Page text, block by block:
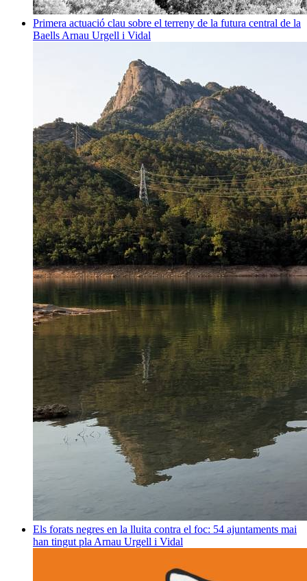
Primera actuació clau sobre el terreny de la futura central de la
Baells Arnau Urgell i Vidal
Els forats negres en la lluita contra el foc: 54 ajuntaments mai
han tingut pla Arnau Urgell i Vidal